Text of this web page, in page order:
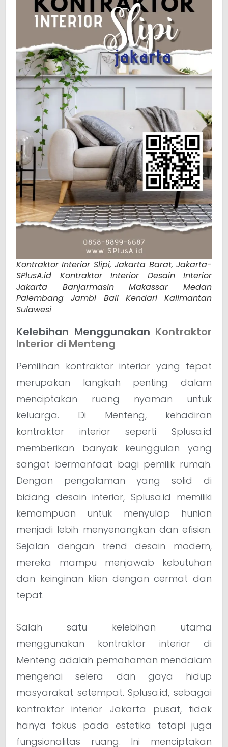
Kontraktor Interior Slipi, Jakarta Barat, Jakarta-
SPlusA.id Kontraktor Interior Desain Interior
Jakarta Banjarmasin Makassar Medan
Palembang Jambi Bali Kendari Kalimantan
Sulawesi
Kelebihan Menggunakan Kontraktor
Interior di Menteng
Pemilihan kontraktor interior yang tepat
merupakan langkah penting dalam
menciptakan ruang nyaman untuk
keluarga. Di Menteng, kehadiran
kontraktor interior seperti Splusa.id
memberikan banyak keunggulan yang
sangat bermanfaat bagi pemilik rumah.
Dengan pengalaman yang solid di
bidang desain interior, Splusa.id memiliki
kemampuan untuk menyulap hunian
menjadi lebih menyenangkan dan efisien.
Sejalan dengan trend desain modern,
mereka mampu menjawab kebutuhan
dan keinginan klien dengan cermat dan
tepat.
Salah satu kelebihan utama
menggunakan kontraktor interior di
Menteng adalah pemahaman mendalam
mengenai selera dan gaya hidup
masyarakat setempat. Splusa.id, sebagai
kontraktor interior Jakarta pusat, tidak
hanya fokus pada estetika tetapi juga
fungsionalitas ruang. Ini menciptakan